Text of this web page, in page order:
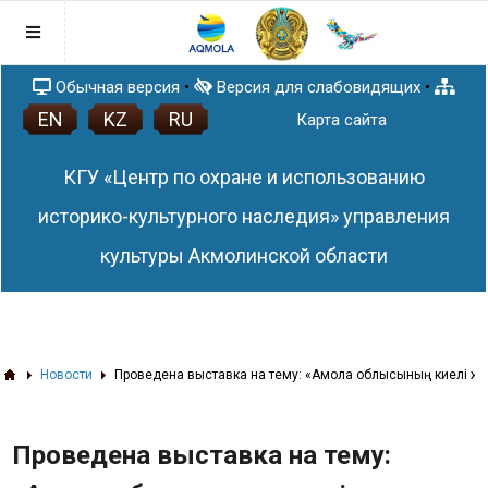
Главная
Правовая база
Раскрытие понятия и содержания
Закона Республики Казахстан от 18
ноября 2015 года № 410-V ЗРК «О
План работы
Новости
ЗD тур по сакральным объектам
Статьи
Обычная версия • Версия для слабовидящих•
Карта сайта
EN KZ RU
КГУ «Центр по охране и использованию
историко-культурного наследия» управления
культуры Акмолинской области
Новости Проведена выставка на тему: «Ақмола облысының киелі
Проведена выставка на тему: